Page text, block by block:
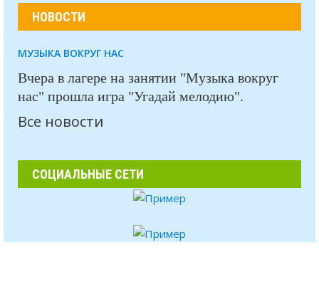
НОВОСТИ
МУЗЫКА ВОКРУГ НАС
Вчера в лагере на занятии "Музыка вокруг
нас" прошла игра "Угадай мелодию".
Все новости
СОЦИАЛЬНЫЕ СЕТИ